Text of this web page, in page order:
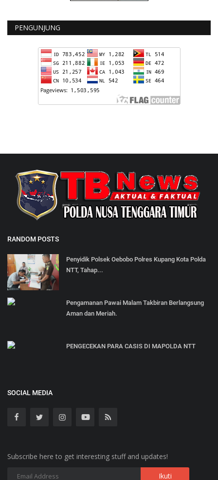
PENGUNJUNG
RANDOM POSTS
Penyidik Polsek Oebobo Polres Kupang Kota Polda
NTT, Tahap...
Pengamanan Pawai Malam Takbiran Berlangsung
Aman dan Meriah.
PENGECEKAN PARA CASIS DI MAPOLDA NTT
SOCIAL MEDIA
Subscribe here to get interesting stuff and updates!